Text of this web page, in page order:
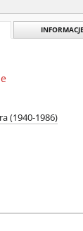
INFORMACJE
(1940-1986)